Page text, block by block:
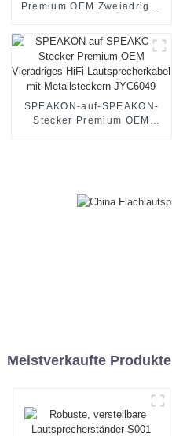
Premium OEM Zweiadriges
SPEAKON-auf-SPEAKON-
Stecker Premium OEM
Meistverkaufte Produkte